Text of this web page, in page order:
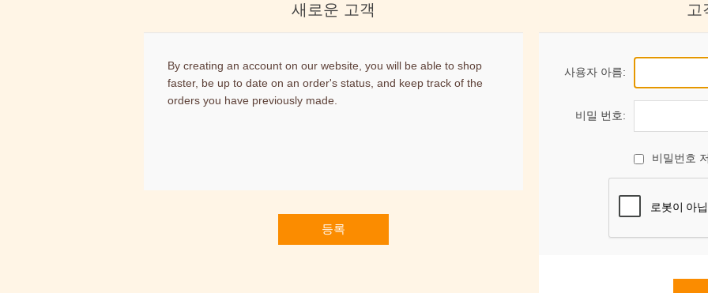
새로운 고객
By creating an account on our website, you will be able to shop
faster, be up to date on an order's status, and keep track of the
orders you have previously made.
등록
고
사용자 아름:
비밀 번호:
비밀번호